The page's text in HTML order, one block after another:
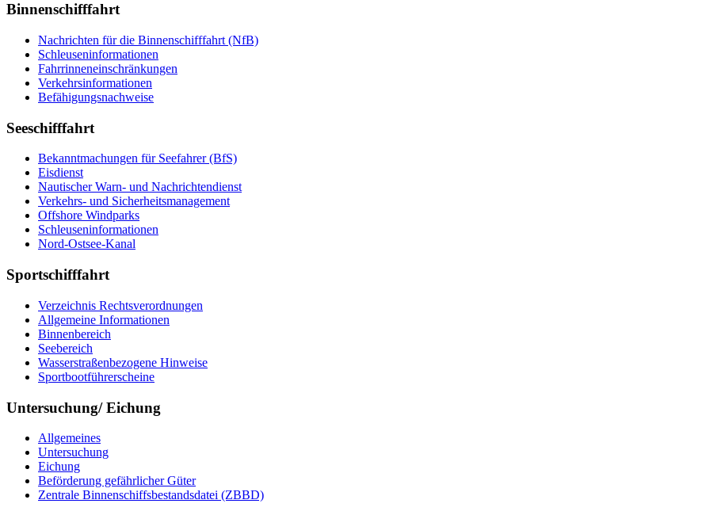
Binnenschifffahrt
Nachrichten für die Binnenschifffahrt (NfB)
Schleuseninformationen
Fahrrinneneinschränkungen
Verkehrsinformationen
Befähigungsnachweise
Seeschifffahrt
Bekanntmachungen für Seefahrer (BfS)
Eisdienst
Nautischer Warn- und Nachrichtendienst
Verkehrs- und Sicherheitsmanagement
Offshore Windparks
Schleuseninformationen
Nord-Ostsee-Kanal
Sportschifffahrt
Verzeichnis Rechtsverordnungen
Allgemeine Informationen
Binnenbereich
Seebereich
Wasserstraßenbezogene Hinweise
Sportbootführerscheine
Untersuchung/ Eichung
Allgemeines
Untersuchung
Eichung
Beförderung gefährlicher Güter
Zentrale Binnenschiffsbestandsdatei (ZBBD)